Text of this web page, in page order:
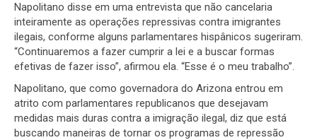
Napolitano disse em uma entrevista que não cancelaria
inteiramente as operações repressivas contra imigrantes
ilegais, conforme alguns parlamentares hispânicos sugeriram.
“Continuaremos a fazer cumprir a lei e a buscar formas
efetivas de fazer isso”, afirmou ela. “Esse é o meu trabalho”.
Napolitano, que como governadora do Arizona entrou em
atrito com parlamentares republicanos que desejavam
medidas mais duras contra a imigração ilegal, diz que está
buscando maneiras de tornar os programas de repressão